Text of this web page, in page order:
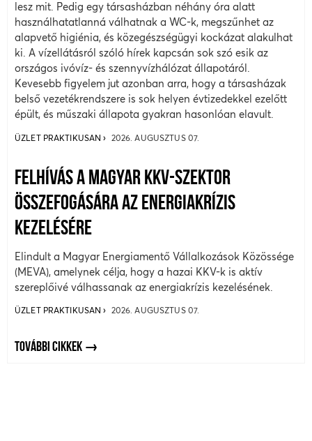
lesz mit. Pedig egy társasházban néhány óra alatt
használhatatlanná válhatnak a WC-k, megszűnhet az
alapvető higiénia, és közegészségügyi kockázat alakulhat
ki. A vízellátásról szóló hírek kapcsán sok szó esik az
országos ivóvíz- és szennyvízhálózat állapotáról.
Kevesebb figyelem jut azonban arra, hogy a társasházak
belső vezetékrendszere is sok helyen évtizedekkel ezelőtt
épült, és műszaki állapota gyakran hasonlóan elavult.
ÜZLET PRAKTIKUSAN 2026. AUGUSZTUS 07.
FELHÍVÁS A MAGYAR KKV-SZEKTOR
ÖSSZEFOGÁSÁRA AZ ENERGIAKRÍZIS
KEZELÉSÉRE
Elindult a Magyar Energiamentő Vállalkozások Közössége
(MEVA), amelynek célja, hogy a hazai KKV-k is aktív
szereplőivé válhassanak az energiakrízis kezelésének.
ÜZLET PRAKTIKUSAN 2026. AUGUSZTUS 07.
TOVÁBBI CIKKEK